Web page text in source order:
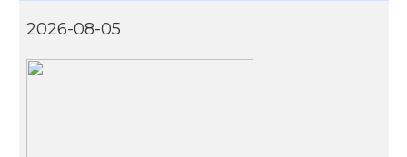
2026-08-05